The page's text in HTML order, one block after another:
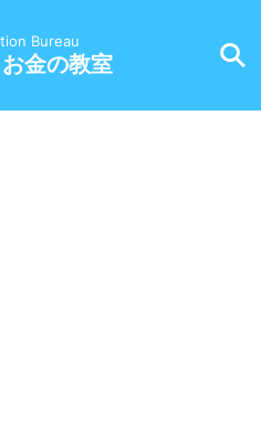
Bureau
金の教室